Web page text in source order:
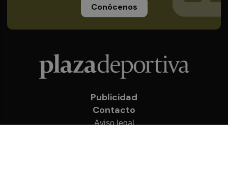
Conócenos
Publicidad
Contacto
Aviso legal